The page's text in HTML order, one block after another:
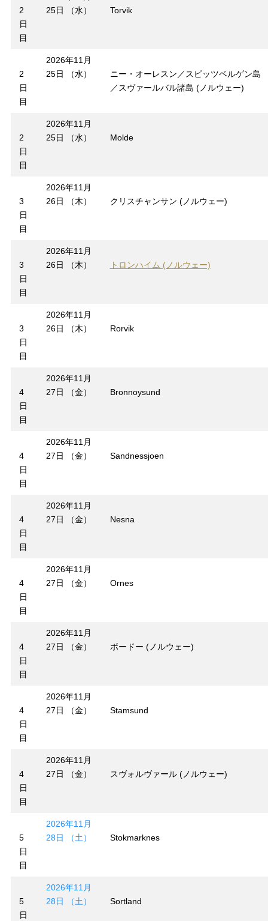
2
日
目
25日 （水）
Torvik
2
日
目
2026年11月
25日 （水）
ニー・オーレスン／スピッツベルゲン島
／スヴァールバル諸島 (ノルウェー)
2
日
目
2026年11月
25日 （水）
Molde
3
日
目
2026年11月
26日 （木）
クリスチャンサン (ノルウェー)
3
日
目
2026年11月
26日 （木）
トロンハイム (ノルウェー)
3
日
目
2026年11月
26日 （木）
Rorvik
4
日
目
2026年11月
27日 （金）
Bronnoysund
4
日
目
2026年11月
27日 （金）
Sandnessjoen
4
日
目
2026年11月
27日 （金）
Nesna
4
日
目
2026年11月
27日 （金）
Ornes
4
日
目
2026年11月
27日 （金）
ボードー (ノルウェー)
4
日
目
2026年11月
27日 （金）
Stamsund
4
日
目
2026年11月
27日 （金）
スヴォルヴァール (ノルウェー)
5
日
目
2026年11月
28日 （土）
Stokmarknes
5
日
2026年11月
28日 （土）
Sortland